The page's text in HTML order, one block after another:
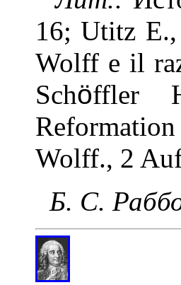
16; Utitz
Wolff e il
Schöffler
Wolff., 2
Б. С.